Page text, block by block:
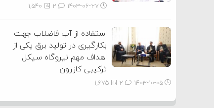
۱۴۰۳-۰۶-۲۷ 1,540
استفاده از آب فاضلاب جهت
بکارگیری در تولید برق یکی از
اهداف مهم نیروگاه سیکل
ترکیبی کازرون
۱۴۰۳-۱۰-۰۵ 1,675